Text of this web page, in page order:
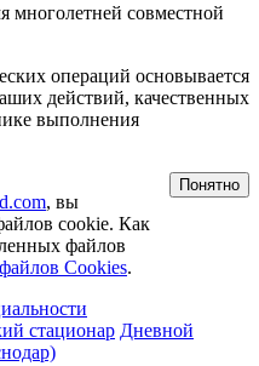
многолетней совместной
операций основывается
действий, качественных
выполнения
, вы
cookie. Как
файлов
Cookies.
Понятно
стационар Дневной